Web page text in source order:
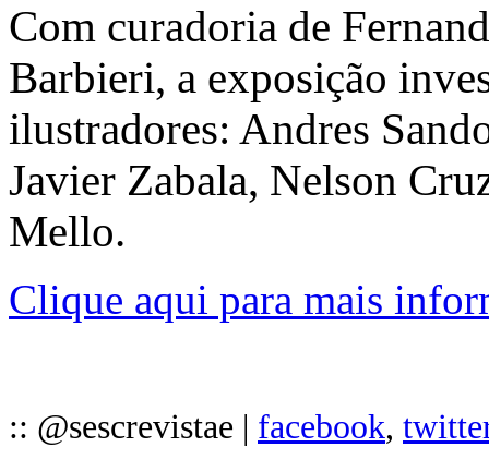
Com curadoria de
Barbieri, a exposição
ilustradores: Andres
Javier Zabala, Nelson
Mello.
Clique aqui para mais
:: @sescrevistae | facebook,